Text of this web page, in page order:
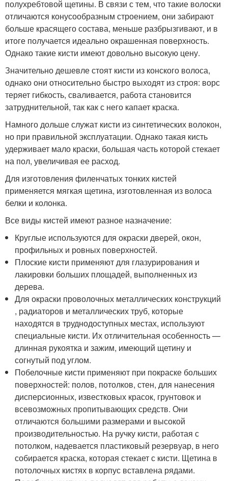
полухребтовой щетины. В связи с тем, что такие волоски
отличаются конусообразным строением, они забирают
больше красящего состава, меньше разбрызгивают, и в
итоге получается идеально окрашенная поверхность.
Однако такие кисти имеют довольно высокую цену.
Значительно дешевле стоят кисти из конского волоса,
однако они относительно быстро выходят из строя: ворс
теряет гибкость, сваливается, работа становится
затруднительной, так как с него капает краска.
Намного дольше служат кисти из синтетических волокон,
но при правильной эксплуатации. Однако такая кисть
удерживает мало краски, большая часть которой стекает
на пол, увеличивая ее расход.
Для изготовления филенчатых тонких кистей
применяется мягкая щетина, изготовленная из волоса
белки и колонка.
Все виды кистей имеют разное назначение:
Круглые используются для окраски дверей, окон,
профильных и ровных поверхностей.
Плоские кисти применяют для глазурирования и
лакировки больших площадей, выполненных из
дерева.
Для окраски проволочных металлических конструкций
, радиаторов и металлических труб, которые
находятся в труднодоступных местах, используют
специальные кисти. Их отличительная особенность —
длинная рукоятка и зажим, имеющий щетину и
согнутый под углом.
Побелочные кисти применяют при покраске больших
поверхностей: полов, потолков, стен, для нанесения
дисперсионных, известковых красок, грунтовок и
всевозможных пропитывающих средств. Они
отличаются большими размерами и высокой
производительностью. На ручку кисти, работая с
потолком, надевается пластиковый резервуар, в него
собирается краска, которая стекает с кисти. Щетина в
потолочных кистях в корпус вставлена рядами.